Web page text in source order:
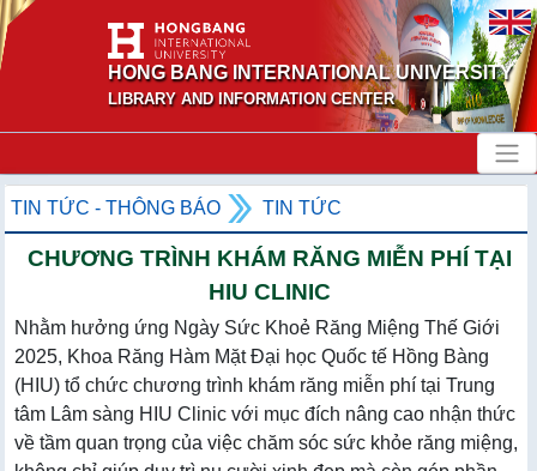
HONG BANG INTERNATIONAL UNIVERSITY
LIBRARY AND INFORMATION CENTER
TIN TỨC - THÔNG BÁO TIN TỨC
CHƯƠNG TRÌNH KHÁM RĂNG MIỄN PHÍ TẠI
HIU CLINIC
Nhằm hưởng ứng Ngày Sức Khoẻ Răng Miệng Thế Giới
2025, Khoa Răng Hàm Mặt Đại học Quốc tế Hồng Bàng
(HIU) tổ chức chương trình khám răng miễn phí tại Trung
tâm Lâm sàng HIU Clinic với mục đích nâng cao nhận thức
về tầm quan trọng của việc chăm sóc sức khỏe răng miệng,